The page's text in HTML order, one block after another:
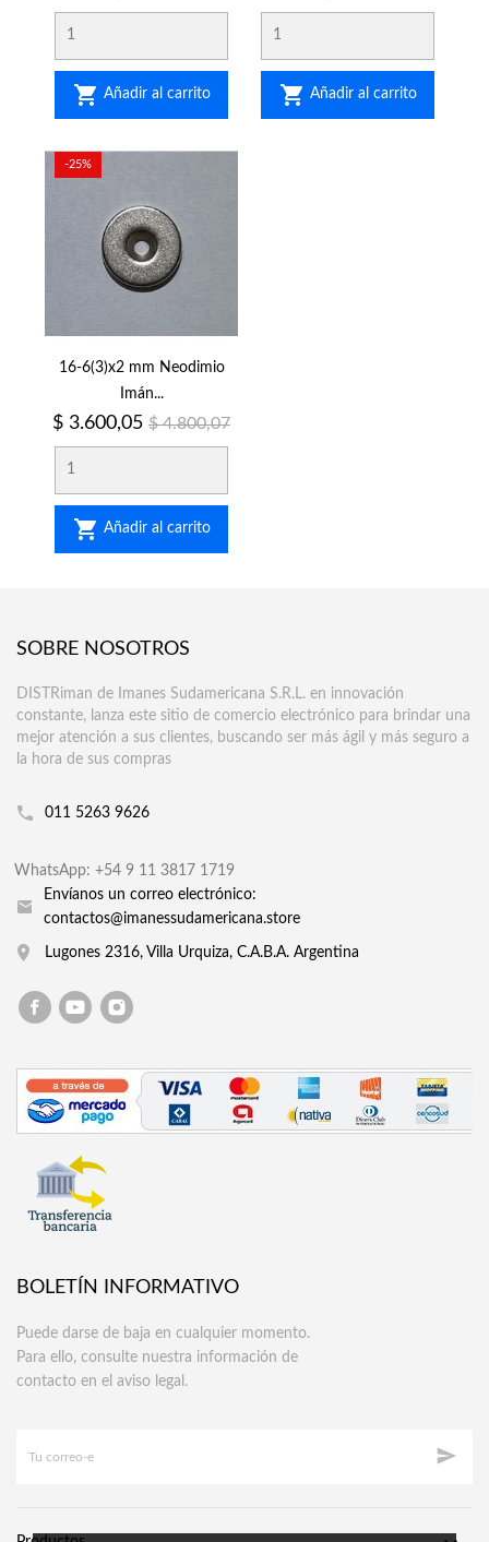
regular
 Añadir al carrito
regular
 Añadir al carrito
16-6(3)x2 mm Neodimio
Imán...
Precio
$ 3.600,05 Precio
regular
$ 4.800,07
 Añadir al carrito
-25%
SOBRE NOSOTROS
DISTRiman de Imanes Sudamericana S.R.L. en innovación
constante, lanza este sitio de comercio electrónico para brindar una
mejor atención a sus clientes, buscando ser más ágil y más seguro a
la hora de sus compras
011 5263 9626
WhatsApp: +54 9 11 3817 1719
Envíanos un correo electrónico:
contactos@imanessudamericana.store
Lugones 2316, Villa Urquiza, C.A.B.A. Argentina
BOLETÍN INFORMATIVO
Puede darse de baja en cualquier momento.
Para ello, consulte nuestra información de
contacto en el aviso legal.
